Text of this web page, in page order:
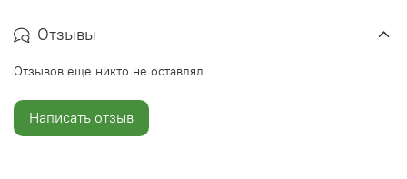
Отзывы
Отзывов еще никто не оставлял
Написать отзыв